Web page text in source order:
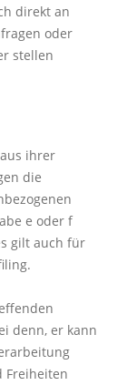
direkt an
oder
stellen
ihrer
die
e oder f
gilt auch für
denn, er kann
Freiheiten